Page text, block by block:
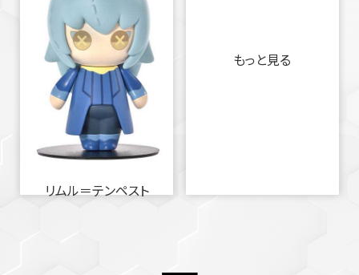
リムル＝テンペスト
もっと見る